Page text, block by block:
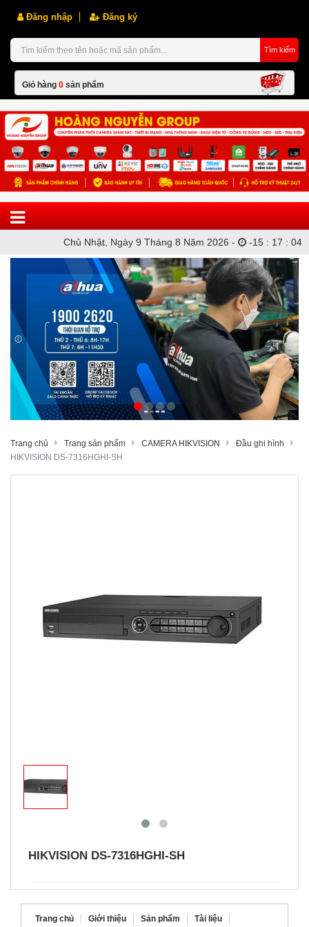
Đăng nhập Đăng ký
Tìm kiếm
Giỏ hàng 0 sản phẩm
Chủ Nhật, Ngày 9 Tháng 8 Năm 2026 - -15 : 17 : 04
Trang chủ Trang sản phẩm CAMERA HIKVISION
Đầu ghi hình
HIKVISION DS-7316HGHI-SH
HIKVISION DS-7316HGHI-SH
Trang chủ Giới thiệu Sản phẩm Tài liệu